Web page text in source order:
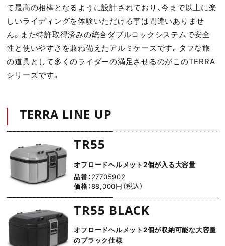
て最高の相棒となるように設計されており、今まで以上に楽
しいライディングを体験いただける事は間違いありませ
ん。また特許取得済みの統合ダブルロックシステムで安全
性と使いやすさを兼ね備えたアルミケースです。タフな旅
の道具として多くのライダーの満足させるのがこのTERRA
シリーズです。
TERRA LINE UP
TR55
オフロードヘルメット2個が入る大容量
品番：27705902
価格：88,000円（税込）
TR55 BLACK
オフロードヘルメット2個が収納可能な大容量
のブラック仕様